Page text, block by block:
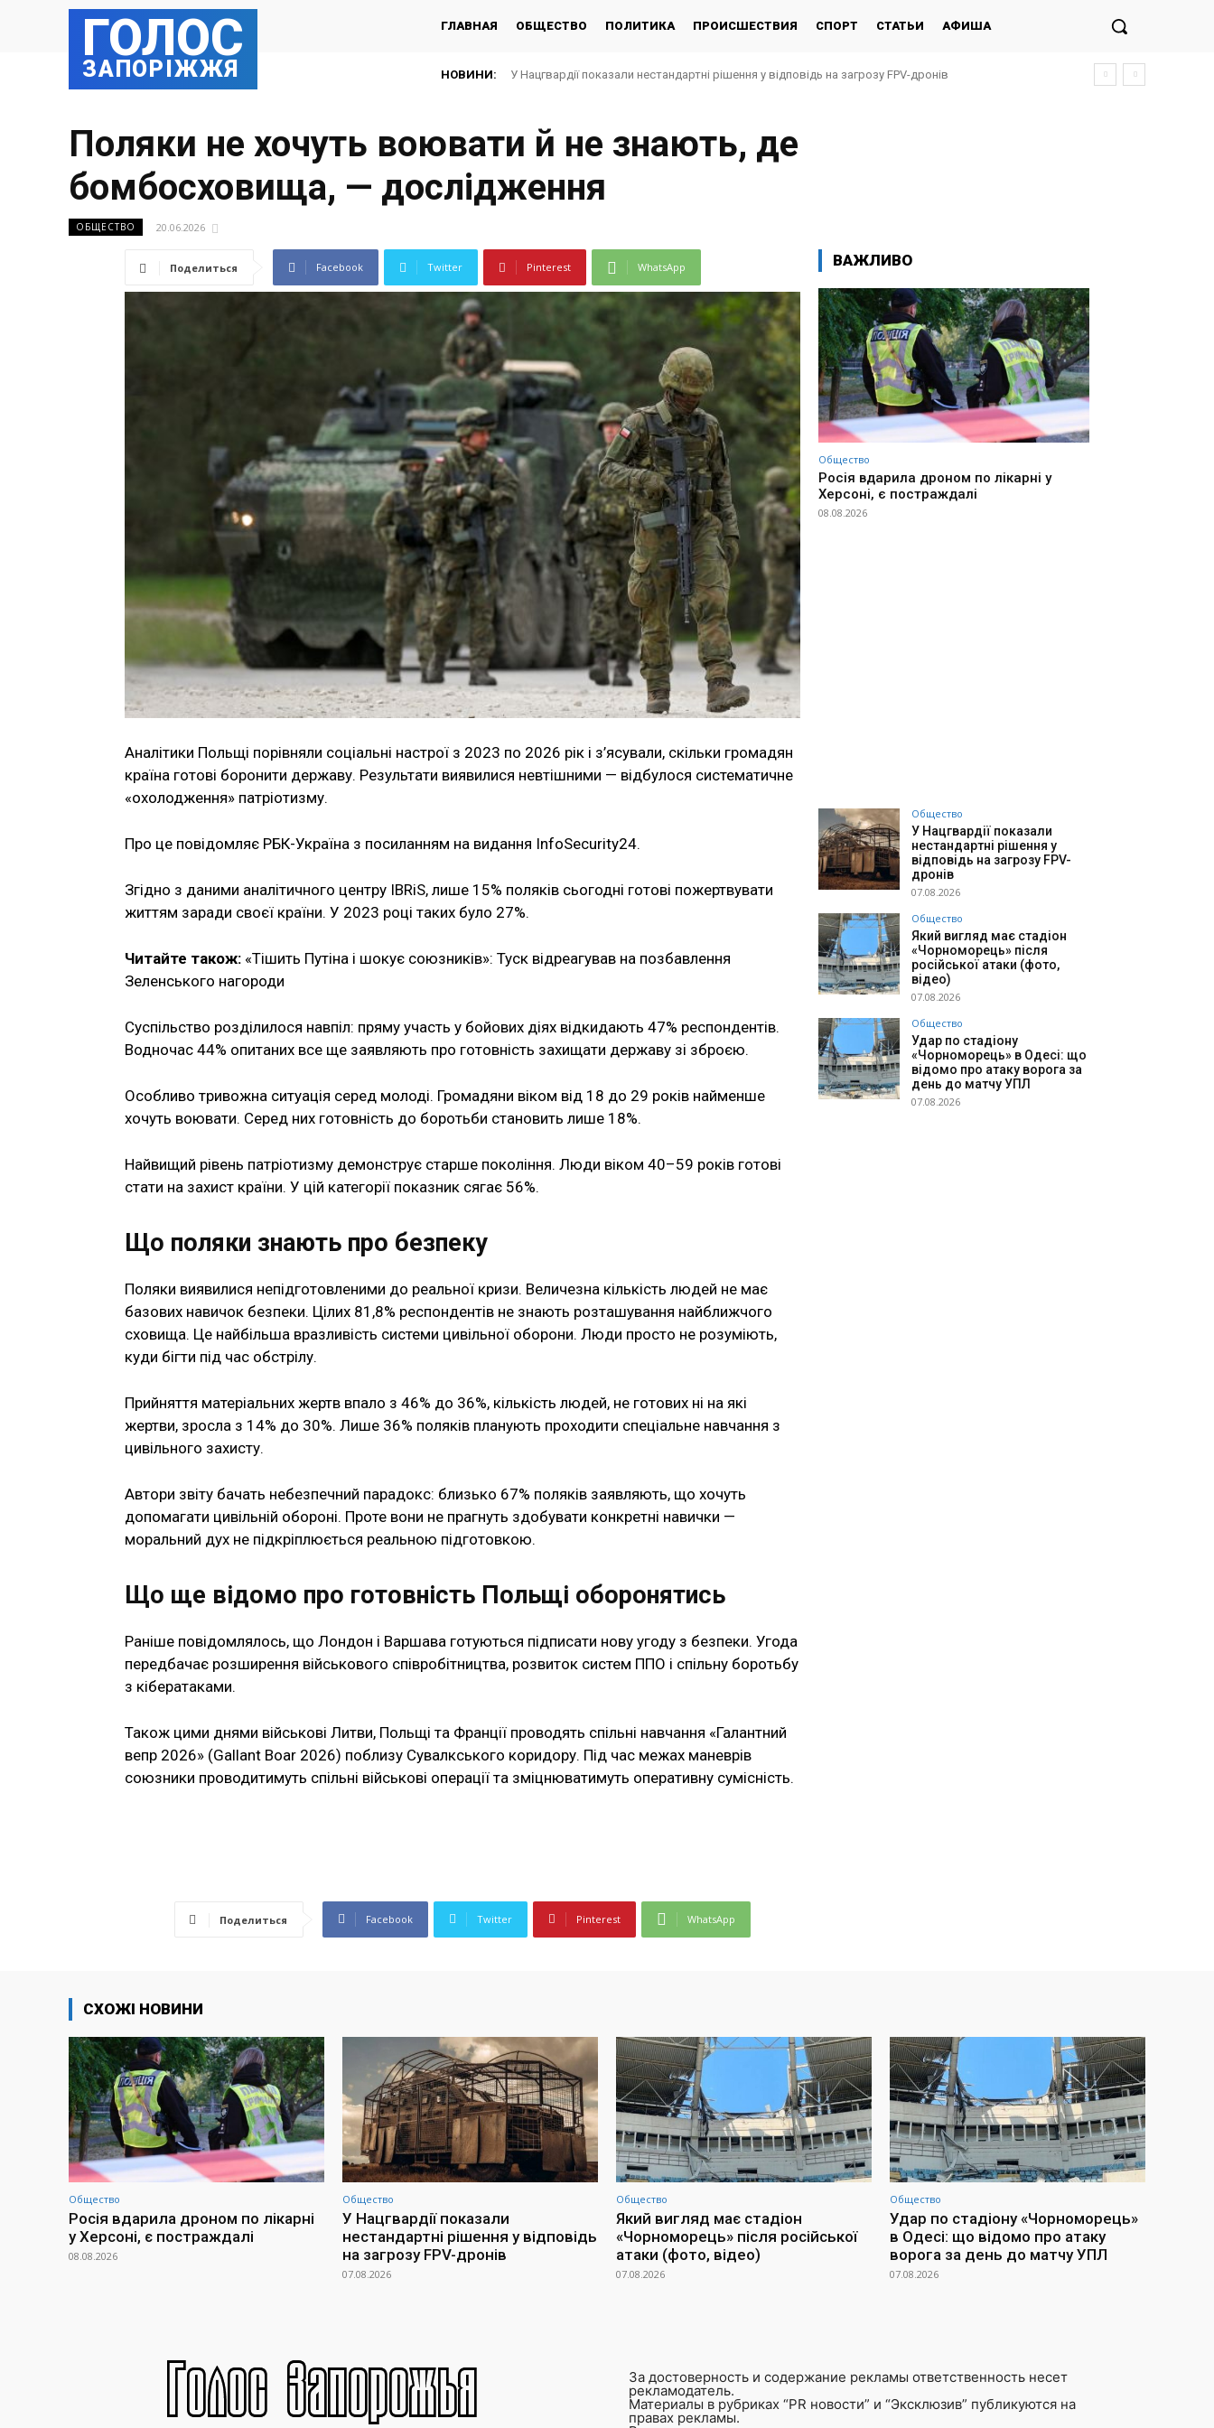
ГОЛОС
ЗАПОРІЖЖЯ
ГЛАВНАЯ ОБЩЕСТВО ПОЛИТИКА ПРОИСШЕСТВИЯ СПОРТ СТАТЬИ АФИША
НОВИНИ: У Нацгвардії показали нестандартні рішення у відповідь на загрозу FPV-дронів
Поляки не хочуть воювати й не знають, де
бомбосховища, — дослідження
ОБЩЕСТВО 20.06.2026
Поделиться Facebook Twitter Pinterest WhatsApp
Аналітики Польщі порівняли соціальні настрої з 2023 по 2026 рік і з’ясували, скільки громадян
країна готові боронити державу. Результати виявилися невтішними — відбулося систематичне
«охолодження» патріотизму.
Про це повідомляє РБК-Україна з посиланням на видання InfoSecurity24.
Згідно з даними аналітичного центру IBRiS, лише 15% поляків сьогодні готові пожертвувати
життям заради своєї країни. У 2023 році таких було 27%.
Читайте також: «Тішить Путіна і шокує союзників»: Туск відреагував на позбавлення
Зеленського нагороди
Суспільство розділилося навпіл: пряму участь у бойових діях відкидають 47% респондентів.
Водночас 44% опитаних все ще заявляють про готовність захищати державу зі зброєю.
Особливо тривожна ситуація серед молоді. Громадяни віком від 18 до 29 років найменше
хочуть воювати. Серед них готовність до боротьби становить лише 18%.
Найвищий рівень патріотизму демонструє старше покоління. Люди віком 40–59 років готові
стати на захист країни. У цій категорії показник сягає 56%.
Що поляки знають про безпеку
Поляки виявилися непідготовленими до реальної кризи. Величезна кількість людей не має
базових навичок безпеки. Цілих 81,8% респондентів не знають розташування найближчого
сховища. Це найбільша вразливість системи цивільної оборони. Люди просто не розуміють,
куди бігти під час обстрілу.
Прийняття матеріальних жертв впало з 46% до 36%, кількість людей, не готових ні на які
жертви, зросла з 14% до 30%. Лише 36% поляків планують проходити спеціальне навчання з
цивільного захисту.
Автори звіту бачать небезпечний парадокс: близько 67% поляків заявляють, що хочуть
допомагати цивільній обороні. Проте вони не прагнуть здобувати конкретні навички —
моральний дух не підкріплюється реальною підготовкою.
Що ще відомо про готовність Польщі оборонятись
Раніше повідомлялось, що Лондон і Варшава готуються підписати нову угоду з безпеки. Угода
передбачає розширення військового співробітництва, розвиток систем ППО і спільну боротьбу
з кібератаками.
Також цими днями військові Литви, Польщі та Франції проводять спільні навчання «Галантний
вепр 2026» (Gallant Boar 2026) поблизу Сувалкського коридору. Під час межах маневрів
союзники проводитимуть спільні військові операції та зміцнюватимуть оперативну сумісність.
Поделиться Facebook Twitter Pinterest WhatsApp
ВАЖЛИВО
Общество
Росія вдарила дроном по лікарні у
Херсоні, є постраждалі
08.08.2026
Общество
У Нацгвардії показали
нестандартні рішення у
відповідь на загрозу FPV-
дронів
07.08.2026
Общество
Який вигляд має стадіон
«Чорноморець» після
російської атаки (фото,
відео)
07.08.2026
Общество
Удар по стадіону
«Чорноморець» в Одесі: що
відомо про атаку ворога за
день до матчу УПЛ
07.08.2026
СХОЖІ НОВИНИ
Общество
Росія вдарила дроном по лікарні
у Херсоні, є постраждалі
08.08.2026
Общество
У Нацгвардії показали
нестандартні рішення у відповідь
на загрозу FPV-дронів
07.08.2026
Общество
Який вигляд має стадіон
«Чорноморець» після російської
атаки (фото, відео)
07.08.2026
Общество
Удар по стадіону «Чорноморець»
в Одесі: що відомо про атаку
ворога за день до матчу УПЛ
07.08.2026
За достоверность и содержание рекламы ответственность несет
рекламодатель.
Материалы в рубриках “PR новости” и “Эксклюзив” публикуются на
правах рекламы.